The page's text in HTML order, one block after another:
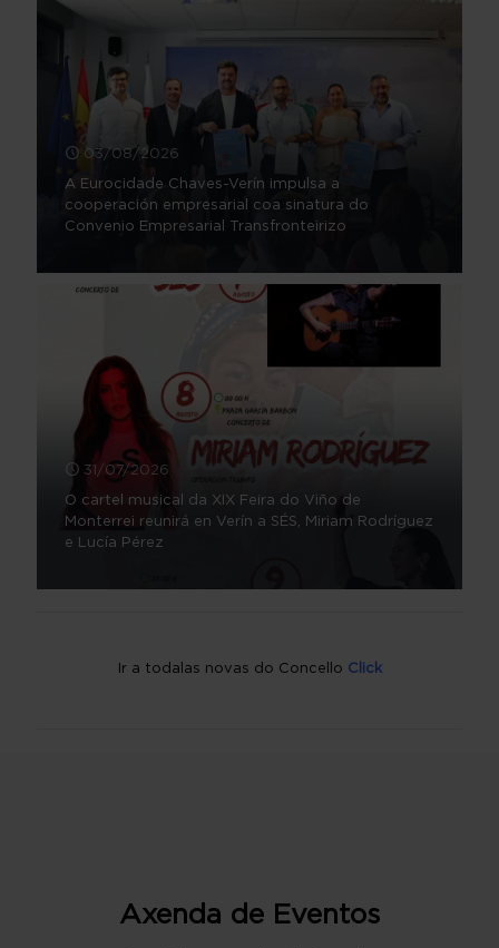
03/08/2026
A Eurocidade Chaves-Verín impulsa a
cooperación empresarial coa sinatura do
Convenio Empresarial Transfronteirizo
31/07/2026
O cartel musical da XIX Feira do Viño de
Monterrei reunirá en Verín a SÉS, Miriam Rodríguez
e Lucía Pérez
Ir a todalas novas do Concello Click
Axenda de Eventos